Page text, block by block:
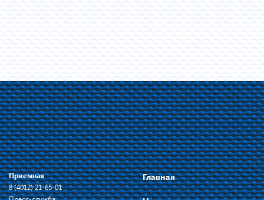
Приемная
8 (4012) 21-65-01
Главная